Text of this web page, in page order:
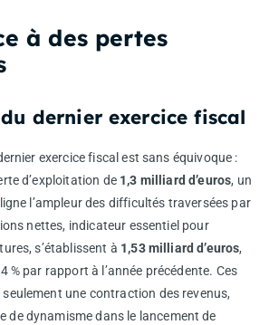
à des pertes
dernier exercice fiscal
exercice fiscal est sans équivoque :
d’exploitation de 1,3 milliard d’euros, un
l’ampleur des difficultés traversées par
nettes, indicateur essentiel pour
s’établissent à 1,53 milliard d’euros,
% par rapport à l’année précédente. Ces
une contraction des revenus,
de dynamisme dans le lancement de